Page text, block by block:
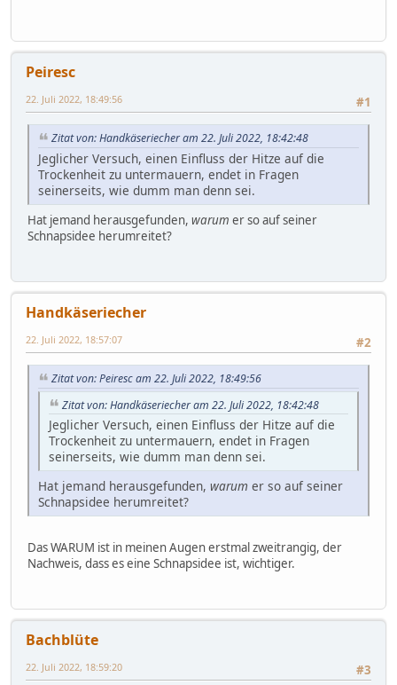
Peiresc
#1
22. Juli 2022, 18:49:56
Zitat von: Handkäseriecher am 22. Juli 2022, 18:42:48
Jeglicher Versuch, einen Einfluss der Hitze auf die
Trockenheit zu untermauern, endet in Fragen
seinerseits, wie dumm man denn sei.
Hat jemand herausgefunden, warum er so auf seiner
Schnapsidee herumreitet?
Handkäseriecher
#2
22. Juli 2022, 18:57:07
Zitat von: Peiresc am 22. Juli 2022, 18:49:56
Zitat von: Handkäseriecher am 22. Juli 2022, 18:42:48
Jeglicher Versuch, einen Einfluss der Hitze auf die
Trockenheit zu untermauern, endet in Fragen
seinerseits, wie dumm man denn sei.
Hat jemand herausgefunden, warum er so auf seiner
Schnapsidee herumreitet?
Das WARUM ist in meinen Augen erstmal zweitrangig, der
Nachweis, dass es eine Schnapsidee ist, wichtiger.
Bachblüte
#3
22. Juli 2022, 18:59:20